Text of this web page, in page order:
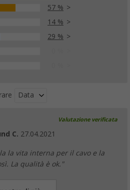
57 %
14 %
29 %
Data
Valutazione verificata
C. 27.04.2021
la vita interna per il cavo e la
La qualità è ok."